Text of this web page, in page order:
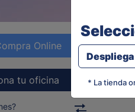
* La tienda
Online
tu oficina